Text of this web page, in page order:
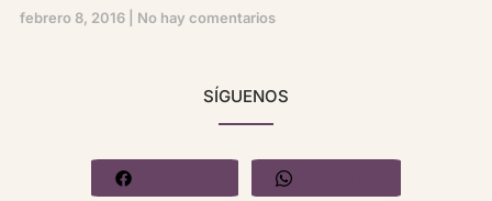
febrero 8, 2016 No hay comentarios
SÍGUENOS